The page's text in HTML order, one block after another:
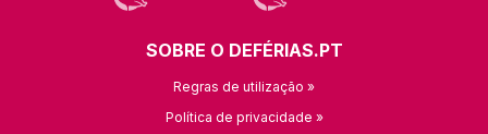
SOBRE O DEFÉRIAS.PT
Regras de utilização »
Política de privacidade »